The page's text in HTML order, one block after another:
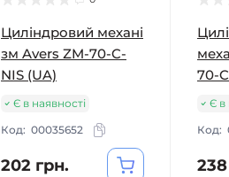
Циліндровий механі
зм Avers ZM-70-C-
NIS (UA)
Є в наявності
Код: 00035652
202 грн.
70-
Є в
Код: